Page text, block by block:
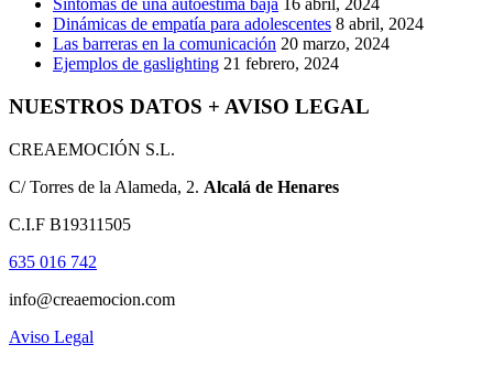
Síntomas de una autoestima baja 16 abril, 2024
Dinámicas de empatía para adolescentes 8 abril, 2024
Las barreras en la comunicación 20 marzo, 2024
Ejemplos de gaslighting 21 febrero, 2024
NUESTROS DATOS + AVISO LEGAL
CREAEMOCIÓN S.L.
C/ Torres de la Alameda, 2. Alcalá de Henares
C.I.F B19311505
635 016 742
info@creaemocion.com
Aviso Legal